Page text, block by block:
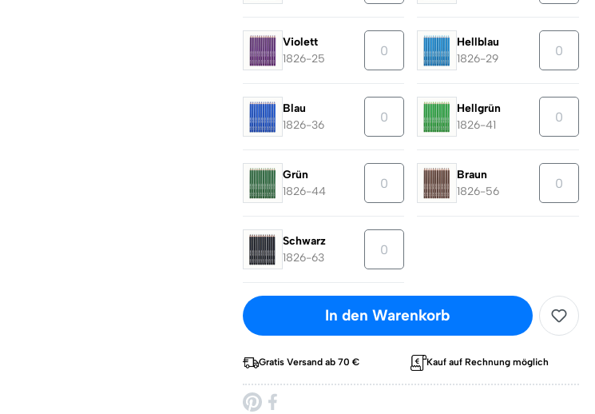
Violett
1826-25
Hellblau
1826-29
Blau
1826-36
Hellgrün
1826-41
Grün
1826-44
Braun
1826-56
Schwarz
1826-63
In den Warenkorb
Gratis Versand ab 70 € Kauf auf Rechnung möglich